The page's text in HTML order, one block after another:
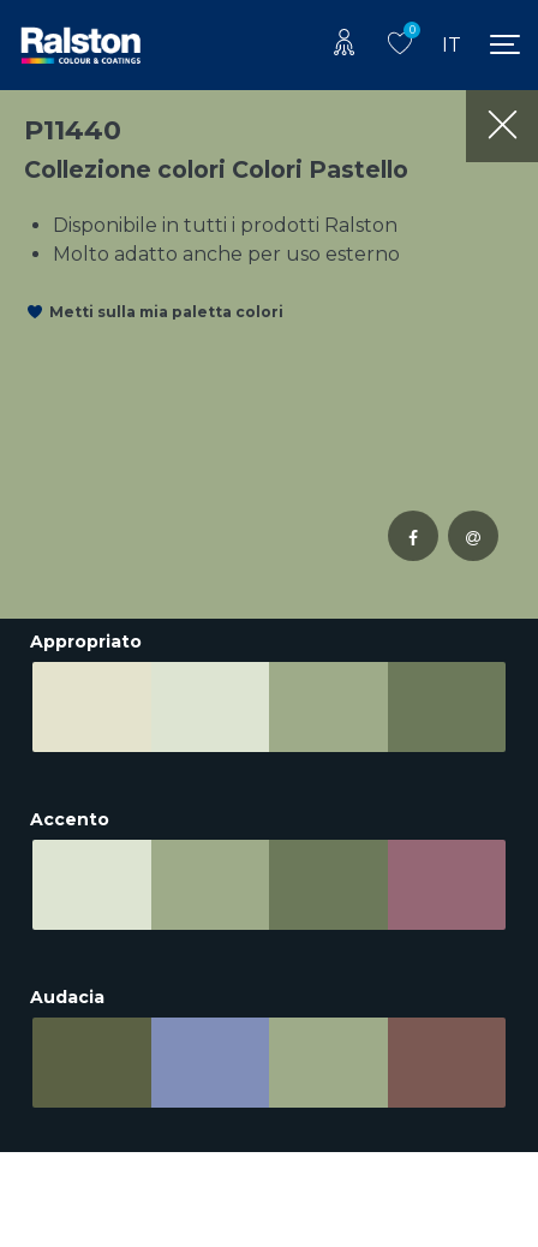
0
IT
P11440
Collezione colori Colori Pastello
Disponibile in tutti i prodotti Ralston
Molto adatto anche per uso esterno
Metti sulla mia paletta colori
Appropriato
Accento
Audacia